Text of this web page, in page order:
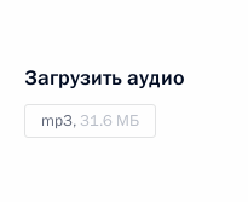
Загрузить аудио
mp3, 31.6 МБ